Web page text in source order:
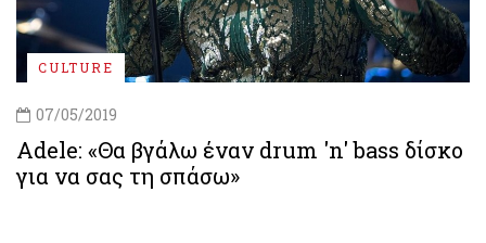
CULTURE
07/05/2019
Adele: «Θα βγάλω έναν drum 'n' bass δίσκο
για να σας τη σπάσω»